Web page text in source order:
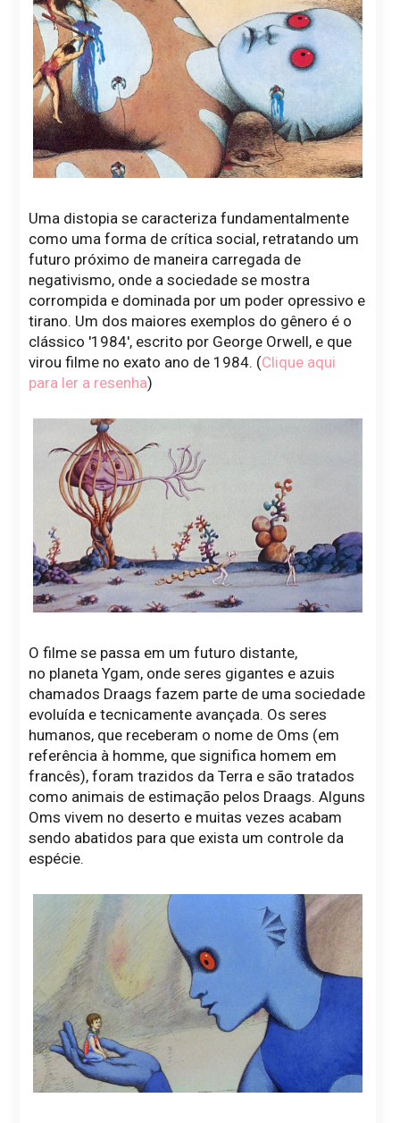
Uma distopia se caracteriza fundamentalmente
como uma forma de crítica social, retratando um
futuro próximo de maneira carregada de
negativismo, onde a sociedade se mostra
corrompida e dominada por um poder opressivo e
tirano. Um dos maiores exemplos do gênero é o
clássico '1984', escrito por George Orwell, e que
virou filme no exato ano de 1984. (Clique aqui
para ler a resenha)
O filme se passa em um futuro distante,
no planeta Ygam, onde seres gigantes e azuis
chamados Draags fazem parte de uma sociedade
evoluída e tecnicamente avançada. Os seres
humanos, que receberam o nome de Oms (em
referência à homme, que significa homem em
francês), foram trazidos da Terra e são tratados
como animais de estimação pelos Draags. Alguns
Oms vivem no deserto e muitas vezes acabam
sendo abatidos para que exista um controle da
espécie.